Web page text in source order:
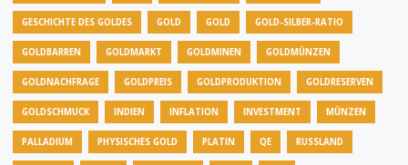
GESCHICHTE DES GOLDES GOLD GOLD GOLD-SILBER-RATIO
GOLDBARREN GOLDMARKT GOLDMINEN GOLDMÜNZEN
GOLDNACHFRAGE GOLDPREIS GOLDPRODUKTION GOLDRESERVEN
GOLDSCHMUCK INDIEN INFLATION INVESTMENT MÜNZEN
PALLADIUM PHYSISCHES GOLD PLATIN QE RUSSLAND